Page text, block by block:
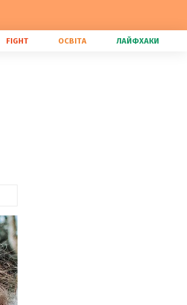
FIGHT ОСВІТА ЛАЙФХАКИ